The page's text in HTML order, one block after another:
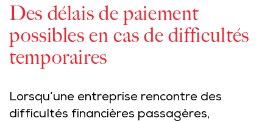
Des délais de paiement
possibles en cas de difficultés
temporaires
Lorsqu’une entreprise rencontre des
difficultés financières passagères,